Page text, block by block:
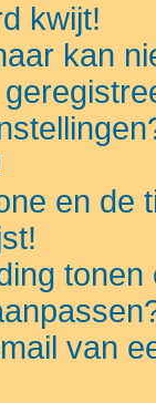
kwijt!
kan
en de
van